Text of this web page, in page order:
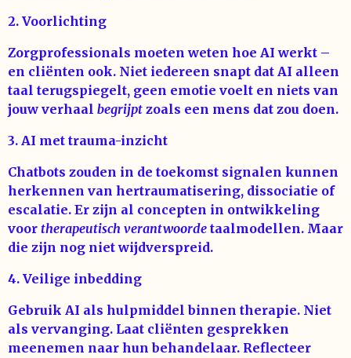
2. Voorlichting
Zorgprofessionals moeten weten hoe AI werkt –
en cliënten ook. Niet iedereen snapt dat AI alleen
taal terugspiegelt, geen emotie voelt en niets van
jouw verhaal begrijpt zoals een mens dat zou doen.
3. AI met trauma-inzicht
Chatbots zouden in de toekomst signalen kunnen
herkennen van hertraumatisering, dissociatie of
escalatie. Er zijn al concepten in ontwikkeling
voor therapeutisch verantwoorde taalmodellen. Maar
die zijn nog niet wijdverspreid.
4. Veilige inbedding
Gebruik AI als hulpmiddel binnen therapie. Niet
als vervanging. Laat cliënten gesprekken
meenemen naar hun behandelaar. Reflecteer